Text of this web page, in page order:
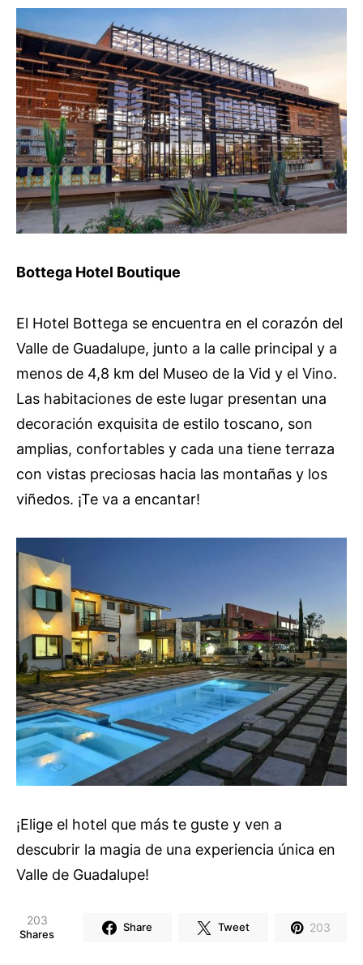
Bottega Hotel Boutique
El Hotel Bottega se encuentra en el corazón del
Valle de Guadalupe, junto a la calle principal y a
menos de 4,8 km del Museo de la Vid y el Vino.
Las habitaciones de este lugar presentan una
decoración exquisita de estilo toscano, son
amplias, confortables y cada una tiene terraza
con vistas preciosas hacia las montañas y los
viñedos. ¡Te va a encantar!
¡Elige el hotel que más te guste y ven a
descubrir la magia de una experiencia única en
Valle de Guadalupe!
203
Shares
Share Tweet 203